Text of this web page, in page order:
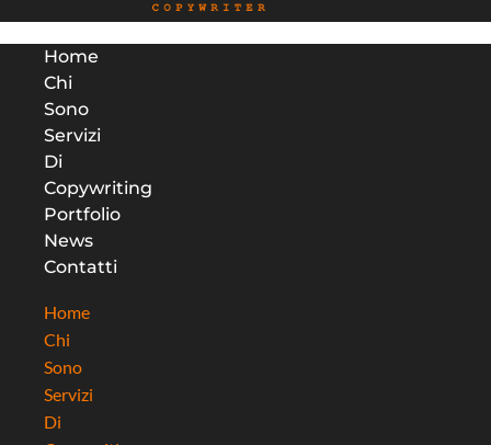
Home
Chi
Sono
Servizi
Di
Copywriting
Portfolio
News
Contatti
Home
Chi
Sono
Servizi
Di